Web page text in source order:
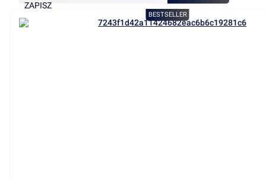
ZAPISZ
BESTSELLER